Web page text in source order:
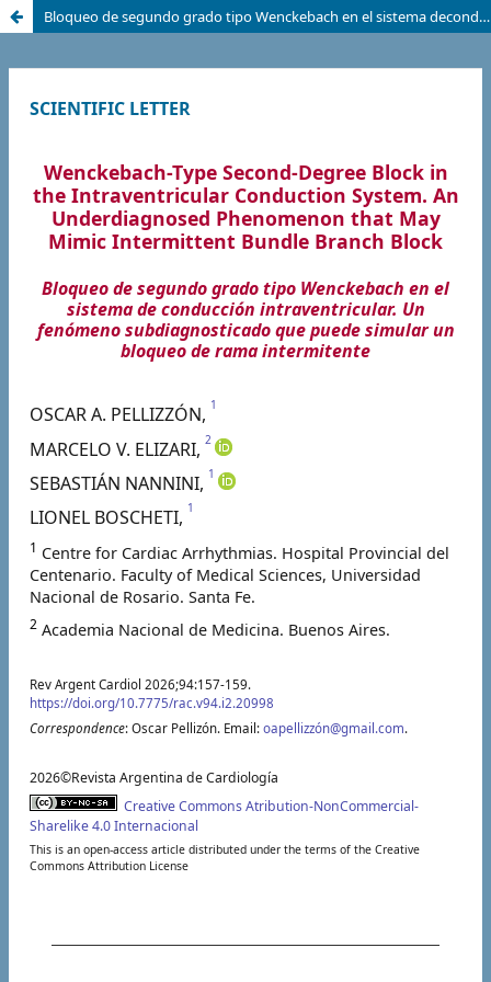
Bloqueo de segundo grado tipo Wenckebach en el sistema deconducción intraventricular. Un fenómeno subdiagnosticado quepuede simular un bloqueo de rama intermitente